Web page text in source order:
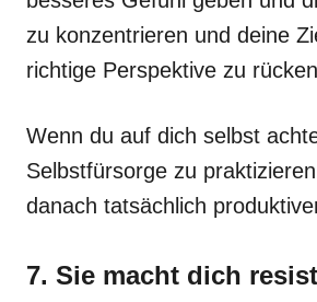
zu konzentrieren und deine
richtige Perspektive zu
Wenn du auf dich selbst
Selbstfürsorge zu
danach tatsächlich
7. Sie macht dich